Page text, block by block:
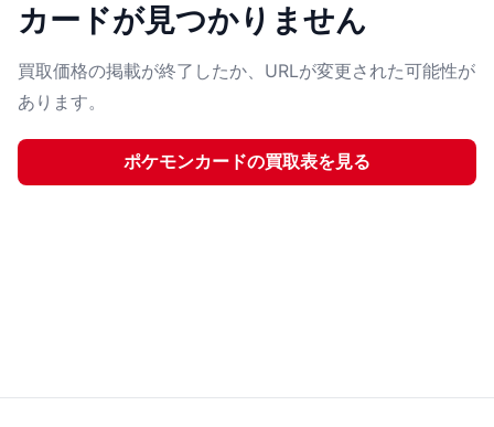
カードが見つかりません
買取価格の掲載が終了したか、URLが変更された可能性が
あります。
ポケモンカードの買取表を見る